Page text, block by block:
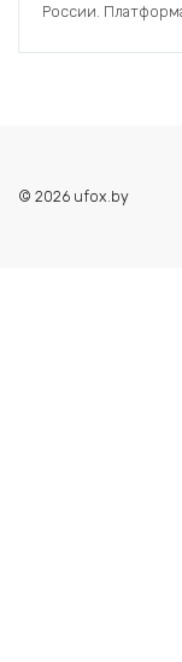
России.
© 2026 ufox.by